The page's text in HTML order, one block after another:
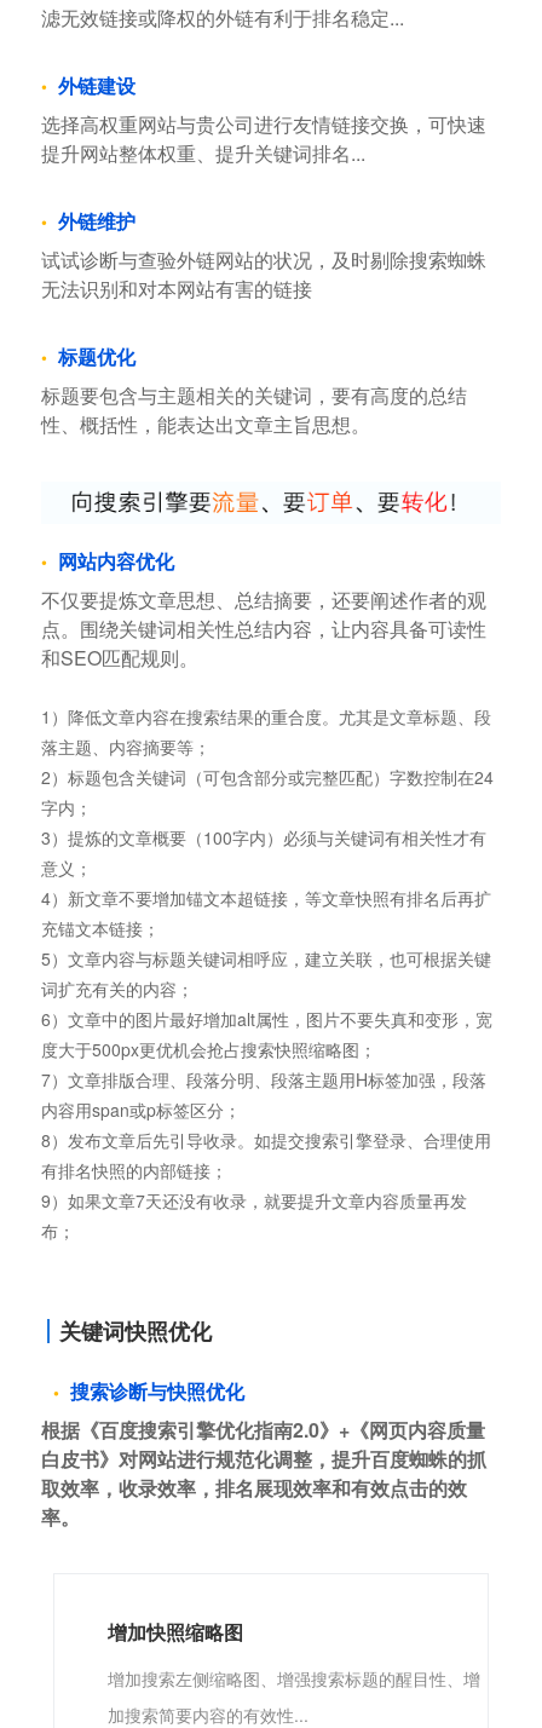
滤无效链接或降权的外链有利于排名稳定...
外链建设
选择高权重网站与贵公司进行友情链接交换，可快速
提升网站整体权重、提升关键词排名...
外链维护
试试诊断与查验外链网站的状况，及时剔除搜索蜘蛛
无法识别和对本网站有害的链接
标题优化
标题要包含与主题相关的关键词，要有高度的总结
性、概括性，能表达出文章主旨思想。
网站内容优化
不仅要提炼文章思想、总结摘要，还要阐述作者的观
点。围绕关键词相关性总结内容，让内容具备可读性
和SEO匹配规则。
1）降低文章内容在搜索结果的重合度。尤其是文章标题、段
落主题、内容摘要等；
2）标题包含关键词（可包含部分或完整匹配）字数控制在24
字内；
3）提炼的文章概要（100字内）必须与关键词有相关性才有
意义；
4）新文章不要增加锚文本超链接，等文章快照有排名后再扩
充锚文本链接；
5）文章内容与标题关键词相呼应，建立关联，也可根据关键
词扩充有关的内容；
6）文章中的图片最好增加alt属性，图片不要失真和变形，宽
度大于500px更优机会抢占搜索快照缩略图；
7）文章排版合理、段落分明、段落主题用H标签加强，段落
内容用span或p标签区分；
8）发布文章后先引导收录。如提交搜索引擎登录、合理使用
有排名快照的内部链接；
9）如果文章7天还没有收录，就要提升文章内容质量再发
布；
关键词快照优化
搜索诊断与快照优化
根据《百度搜索引擎优化指南2.0》+《网页内容质量
白皮书》对网站进行规范化调整，提升百度蜘蛛的抓
取效率，收录效率，排名展现效率和有效点击的效
率。
增加快照缩略图
增加搜索左侧缩略图、增强搜索标题的醒目性、增
加搜索简要内容的有效性...